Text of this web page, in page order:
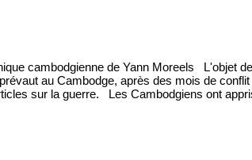
cambodgienne de Yann Moreels L'objet
au Cambodge, après des mois de
sur la guerre. Les Cambodgiens ont